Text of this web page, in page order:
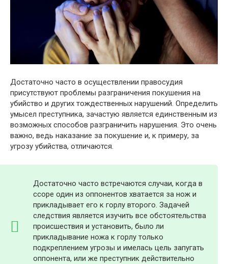
Достаточно часто в осуществлении правосудия
присутствуют проблемы разграничения покушения на
убийство и других тождественных нарушений. Определить
умысел преступника, зачастую является единственным из
возможных способов разграничить нарушения. Это очень
важно, ведь наказание за покушение и, к примеру, за
угрозу убийства, отличаются.
Достаточно часто встречаются случаи, когда в
ссоре один из оппонентов хватается за нож и
прикладывает его к горлу второго. Задачей
следствия является изучить все обстоятельства
происшествия и установить, было ли
прикладывание ножа к горлу только
подкреплением угрозы и имелась цель запугать
оппонента, или же преступник действительно